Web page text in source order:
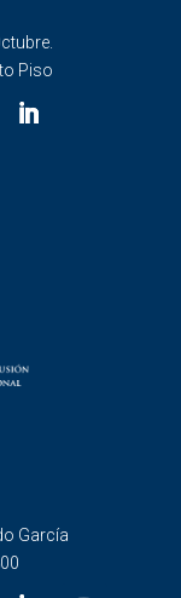
Piso
García